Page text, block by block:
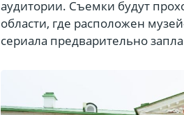
аудитории. Съемки будут
области, где расположен
сериала предварительно